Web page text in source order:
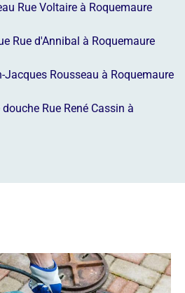
Rue Voltaire à Roquemaure
Rue d'Annibal à Roquemaure
Jacques Rousseau à Roquemaure
Rue René Cassin à